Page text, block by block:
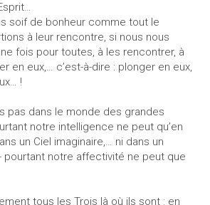
soif de bonheur comme tout le
à leur rencontre, si nous nous
fois pour toutes, à les rencontrer, à
en eux,… c’est-à-dire : plonger en eux,
!
pas dans le monde des grandes
notre intelligence ne peut qu’en
un Ciel imaginaire,… ni dans un
pourtant notre affectivité ne peut que
tous les Trois là où ils sont : en